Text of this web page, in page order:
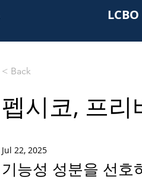
LCBO
< Back
펩시코, 프리
Jul 22, 2025
기능성 성분을 선호